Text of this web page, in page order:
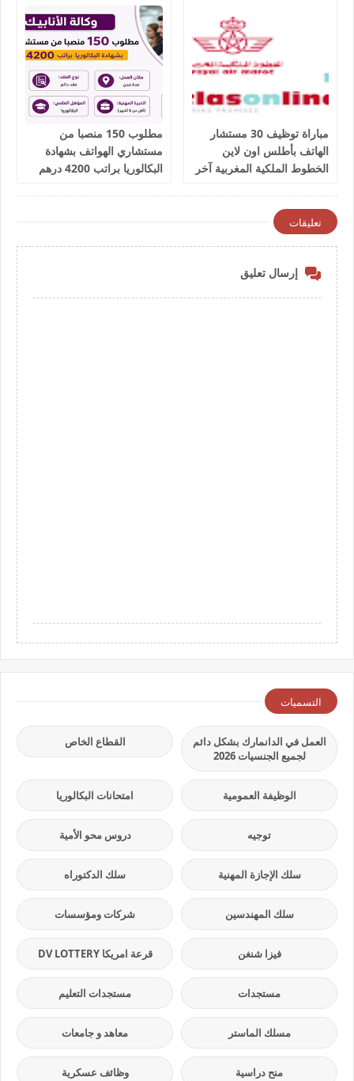
مباراة توظيف 30 مستشار
الهاتف بأطلس اون لاين
الخطوط الملكية المغربية آخر
مطلوب 150 منصبا من
مستشاري الهواتف بشهادة
البكالوريا براتب 4200 درهم
تعليقات
إرسال تعليق
التسميات
العمل في الدانمارك بشكل دائم
لجميع الجنسيات 2026
القطاع الخاص
الوظيفة العمومية امتحانات البكالوريا
توجيه دروس محو الأمية
سلك الإجازة المهنية سلك الدكتوراه
سلك المهندسين شركات ومؤسسات
فيزا شنغن قرعة امريكا DV LOTTERY
مستجدات مستجدات التعليم
مسلك الماستر معاهد و جامعات
منح دراسية وظائف عسكرية